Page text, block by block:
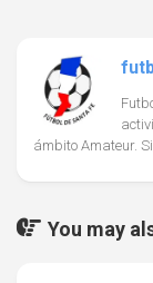
ámbito Amateur.
You may